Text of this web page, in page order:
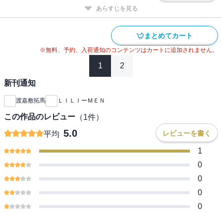
あらすじを見る
まとめてカート
※無料、予約、入荷通知のコンテンツはカートに追加されません。
1 2
新刊通知
渡嘉敷拓馬 ＬＩＬＩーＭＥＮ
この作品のレビュー （1件）
平均 5.0 レビューを書く
1
0
0
0
0